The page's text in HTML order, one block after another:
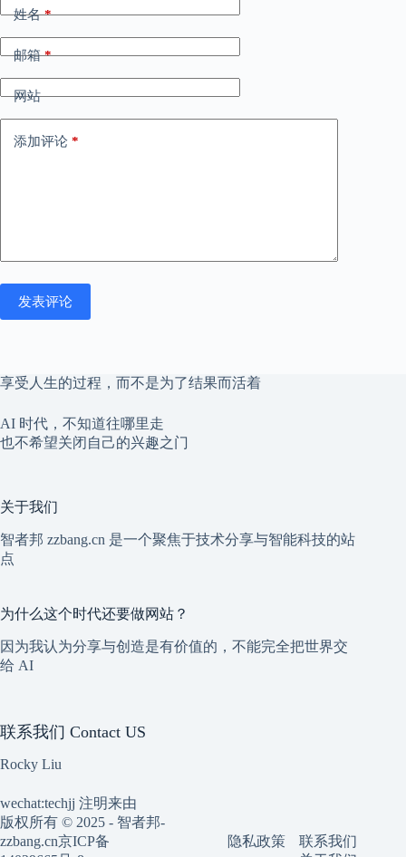
姓名*
邮箱*
网站
添加评论 *
发表评论
享受人生的过程，而不是为了结果而活着
AI 时代，不知道往哪里走
也不希望关闭自己的兴趣之门
关于我们
智者邦 zzbang.cn 是一个聚焦于技术分享与智能科技的站
点
为什么这个时代还要做网站？
因为我认为分享与创造是有价值的，不能完全把世界交
给 AI
联系我们 Contact US
Rocky Liu
wechat:techjj 注明来由
版权所有 © 2025 - 智者邦-
zzbang.cn京ICP备
隐私政策
联系我们